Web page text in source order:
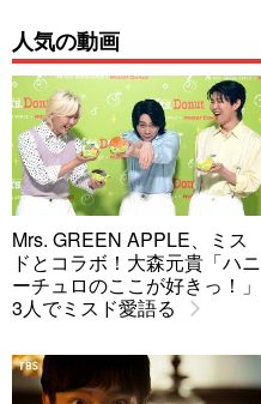
人気の動画
Mrs. GREEN APPLE、ミス
ドとコラボ！大森元貴「ハニ
ーチュロのここが好きっ！」
3人でミスド愛語る